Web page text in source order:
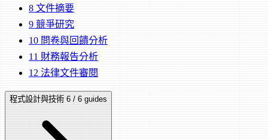
8 文件摘要
9 競爭研究
10 問卷與回饋分析
11 財務報告分析
12 法律文件審閱
程式設計與技術 6 / 6 guides